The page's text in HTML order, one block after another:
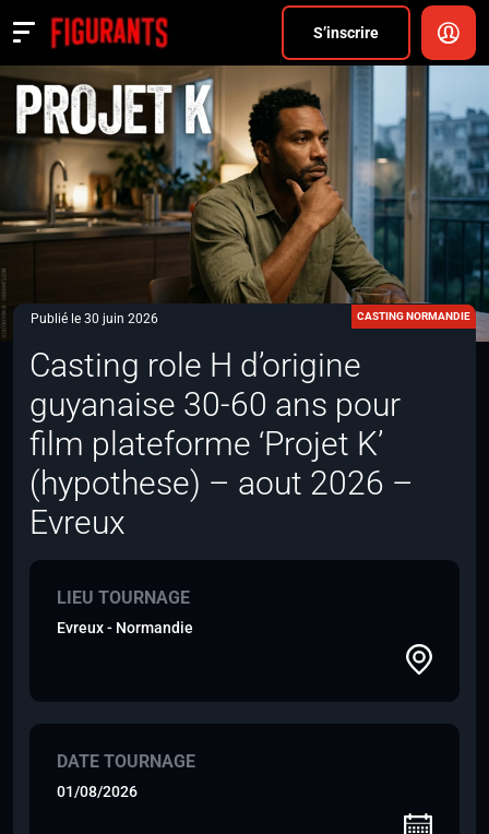
S’inscrire
Actualités
ANNONCER
FAQ
S’inscrire
CONNEXION
Publié le 30 juin 2026 CASTING NORMANDIE
Casting role H d’origine
guyanaise 30-60 ans pour
film plateforme ‘Projet K’
(hypothese) – aout 2026 –
Evreux
LIEU TOURNAGE
Evreux - Normandie
DATE TOURNAGE
01/08/2026